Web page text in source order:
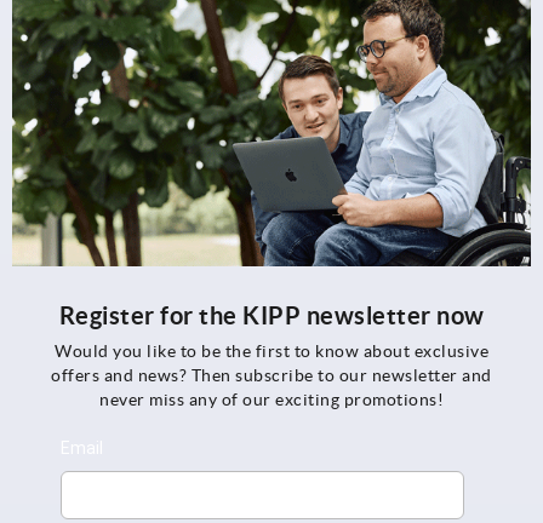
Register for the KIPP newsletter now
Would you like to be the first to know about exclusive
offers and news? Then subscribe to our newsletter and
never miss any of our exciting promotions!